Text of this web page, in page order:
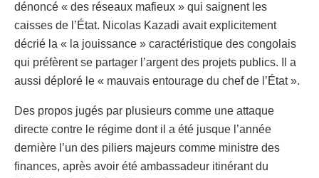
dénoncé « des réseaux mafieux » qui saignent les
caisses de l’État. Nicolas Kazadi avait explicitement
décrié la « la jouissance » caractéristique des congolais
qui préfèrent se partager l’argent des projets publics. Il a
aussi déploré le « mauvais entourage du chef de l’État ».
Des propos jugés par plusieurs comme une attaque
directe contre le régime dont il a été jusque l’année
dernière l’un des piliers majeurs comme ministre des
finances, après avoir été ambassadeur itinérant du